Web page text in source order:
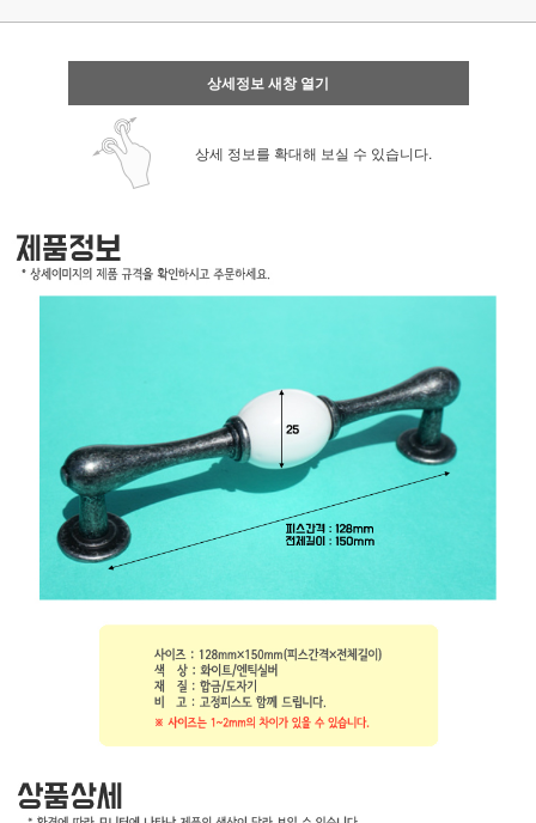
상세정보 새창 열기
상세 정보를 확대해 보실 수 있습니다.